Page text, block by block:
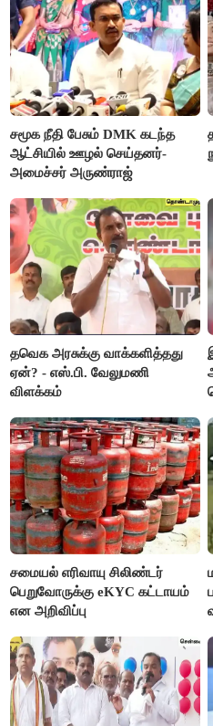
சமூக நீதி பேசும் DMK கடந்த
ஆட்சியில் ஊழல் செய்தனர்-
அமைச்சர் அருண்ராஜ்
தவெக அரசுக்கு வாக்களித்தது
ஏன்? - எஸ்.பி. வேலுமணி
விளக்கம்
சமையல் எரிவாயு சிலிண்டர்
பெறுவோருக்கு eKYC கட்டாயம்
என அறிவிப்பு